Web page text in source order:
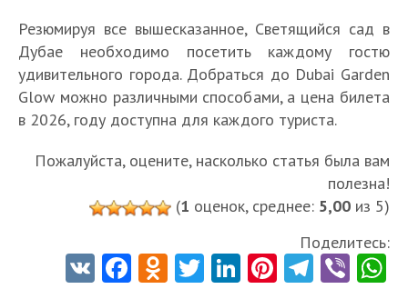
Резюмируя все вышесказанное, Светящийся сад в
Дубае необходимо посетить каждому гостю
удивительного города. Добраться до Dubai Garden
Glow можно различными способами, а цена билета
в 2026, году доступна для каждого туриста.
Пожалуйста, оцените, насколько статья была вам
полезна!
(1 оценок, среднее: 5,00 из 5)
Поделитесь:
V Fa O T Li Pi Te Vi